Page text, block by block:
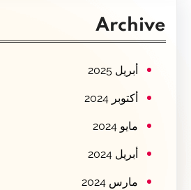
c
Archive
أبريل 2025
أكتوبر 2024
مايو 2024
أبريل 2024
مارس 2024